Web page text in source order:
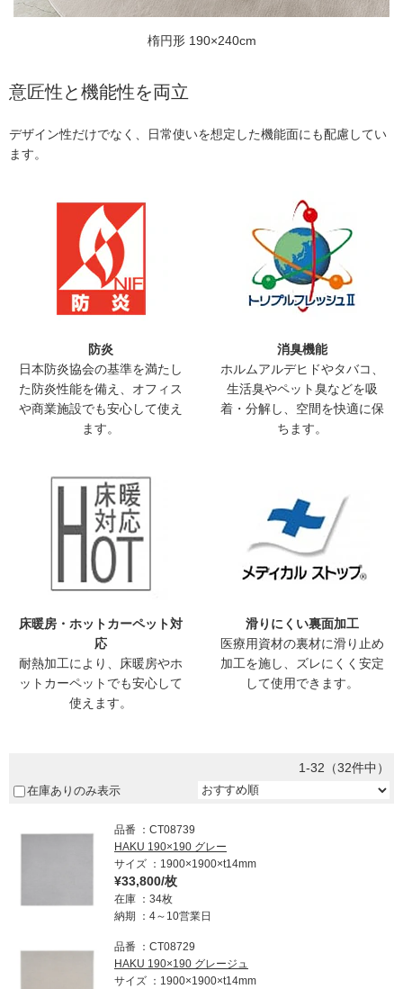
楕円形 190×240cm
意匠性と機能性を両立
デザイン性だけでなく、日常使いを想定した機能面にも配慮してい
ます。
防炎
日本防炎協会の基準を満たし
た防炎性能を備え、オフィス
や商業施設でも安心して使え
ます。
消臭機能
ホルムアルデヒドやタバコ、
生活臭やペット臭などを吸
着・分解し、空間を快適に保
ちます。
床暖房・ホットカーペット対
応
耐熱加工により、床暖房やホ
ットカーペットでも安心して
使えます。
滑りにくい裏面加工
医療用資材の裏材に滑り止め
加工を施し、ズレにくく安定
して使用できます。
1-32（32件中）
在庫ありのみ表示
品番
CT08739
HAKU 190×190 グレー
サイズ
1900×1900×t14mm
¥33,800/枚
在庫
34枚
納期
4～10営業日
品番
CT08729
HAKU 190×190 グレージュ
サイズ
1900×1900×t14mm